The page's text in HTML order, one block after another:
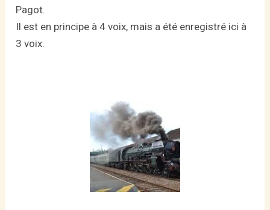
Pagot.
Il est en principe à 4 voix, mais a été enregistré ici à
3 voix.